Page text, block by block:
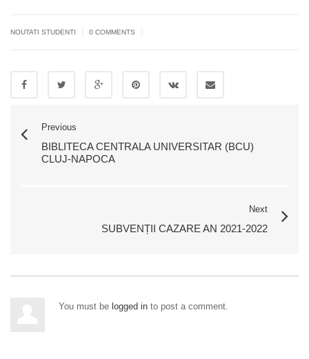
NOUTATI STUDENTI 0 COMMENTS
Previous
BIBLITECA CENTRALA UNIVERSITAR (BCU)
CLUJ-NAPOCA
Next
SUBVENȚII CAZARE AN 2021-2022
You must be logged in to post a comment.